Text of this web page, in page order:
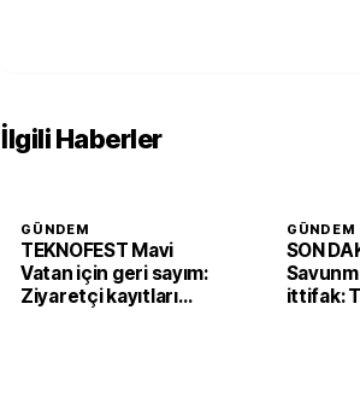
İlgili Haberler
GÜNDEM
TEKNOFEST Mavi
Vatan için geri sayım:
Ziyaretçi kayıtları
GÜNDEM
SON
ittifak: